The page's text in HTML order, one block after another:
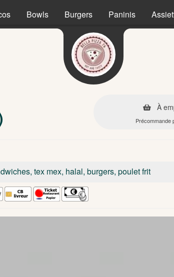
Bowls Burgers Paninis
À
Précommande
tex mex, halal, burgers, poulet frit